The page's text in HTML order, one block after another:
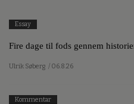
Essay
Fire dage til fods gennem
Ulrik Søberg / 06.8.26
Kommentar